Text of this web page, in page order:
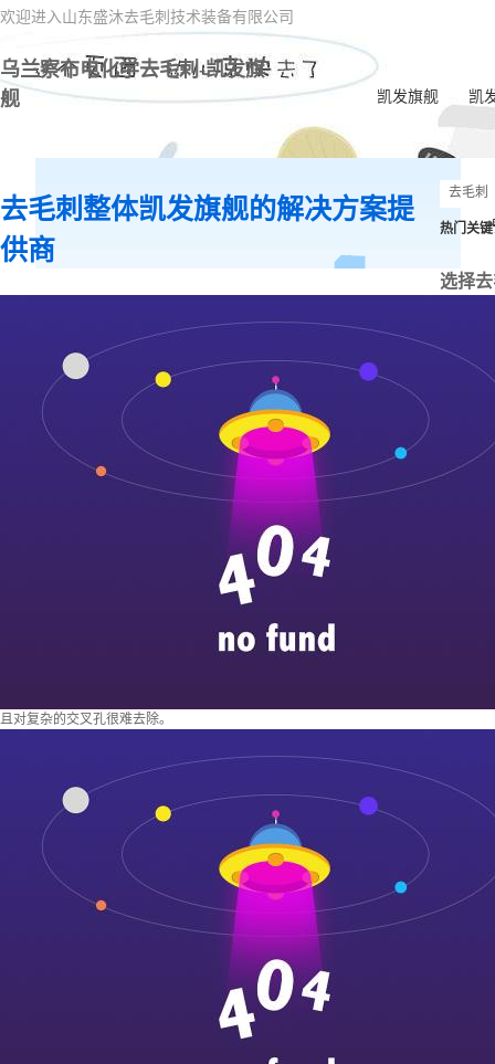
欢迎进入山东盛沐去毛刺技术装备有限公司
乌兰察布电化学去毛刺-凯发旗
舰
凯发旗舰 凯
去毛刺整体凯发旗舰的解决方案提
供商
热门关
选择
且对复杂的交叉孔很难去除。